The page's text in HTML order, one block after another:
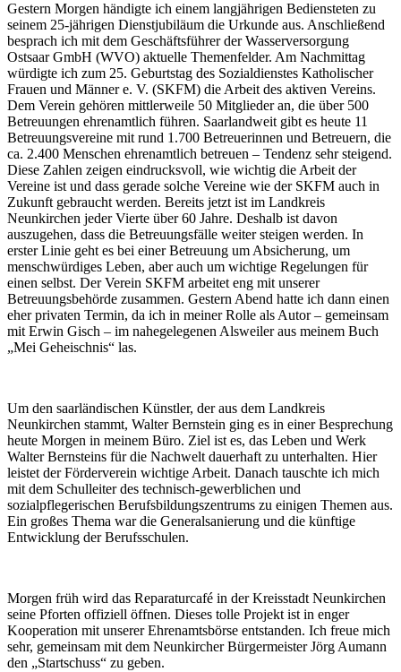
Gestern Morgen händigte ich einem langjährigen Bediensteten zu
seinem 25-jährigen Dienstjubiläum die Urkunde aus. Anschließend
besprach ich mit dem Geschäftsführer der Wasserversorgung
Ostsaar GmbH (WVO) aktuelle Themenfelder. Am Nachmittag
würdigte ich zum 25. Geburtstag des Sozialdienstes Katholischer
Frauen und Männer e. V. (SKFM) die Arbeit des aktiven Vereins.
Dem Verein gehören mittlerweile 50 Mitglieder an, die über 500
Betreuungen ehrenamtlich führen. Saarlandweit gibt es heute 11
Betreuungsvereine mit rund 1.700 Betreuerinnen und Betreuern, die
ca. 2.400 Menschen ehrenamtlich betreuen – Tendenz sehr steigend.
Diese Zahlen zeigen eindrucksvoll, wie wichtig die Arbeit der
Vereine ist und dass gerade solche Vereine wie der SKFM auch in
Zukunft gebraucht werden. Bereits jetzt ist im Landkreis
Neunkirchen jeder Vierte über 60 Jahre. Deshalb ist davon
auszugehen, dass die Betreuungsfälle weiter steigen werden. In
erster Linie geht es bei einer Betreuung um Absicherung, um
menschwürdiges Leben, aber auch um wichtige Regelungen für
einen selbst. Der Verein SKFM arbeitet eng mit unserer
Betreuungsbehörde zusammen. Gestern Abend hatte ich dann einen
eher privaten Termin, da ich in meiner Rolle als Autor – gemeinsam
mit Erwin Gisch – im nahegelegenen Alsweiler aus meinem Buch
„Mei Geheischnis“ las.
Um den saarländischen Künstler, der aus dem Landkreis
Neunkirchen stammt, Walter Bernstein ging es in einer Besprechung
heute Morgen in meinem Büro. Ziel ist es, das Leben und Werk
Walter Bernsteins für die Nachwelt dauerhaft zu unterhalten. Hier
leistet der Förderverein wichtige Arbeit. Danach tauschte ich mich
mit dem Schulleiter des technisch-gewerblichen und
sozialpflegerischen Berufsbildungszentrums zu einigen Themen aus.
Ein großes Thema war die Generalsanierung und die künftige
Entwicklung der Berufsschulen.
Morgen früh wird das Reparaturcafé in der Kreisstadt Neunkirchen
seine Pforten offiziell öffnen. Dieses tolle Projekt ist in enger
Kooperation mit unserer Ehrenamtsbörse entstanden. Ich freue mich
sehr, gemeinsam mit dem Neunkircher Bürgermeister Jörg Aumann
den „Startschuss“ zu geben.